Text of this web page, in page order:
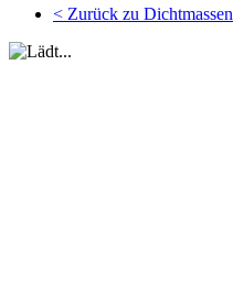
< Zurück zu Dichtmassen